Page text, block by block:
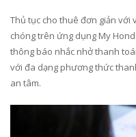
Thủ tục cho thuê đơn giản với
chóng trên ứng dụng My
thông báo nhắc nhở thanh
với đa dạng phương thức
an tâm.